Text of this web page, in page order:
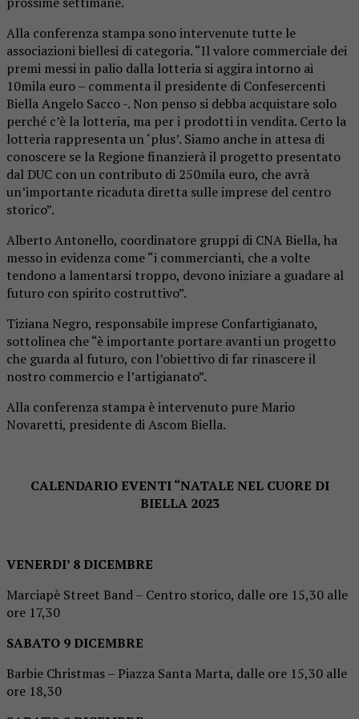
Alla conferenza stampa sono intervenute tutte le
associazioni biellesi di categoria. “Il valore commerciale dei
premi messi in palio dalla lotteria si aggira intorno ai
10mila euro – commenta il presidente di Confesercenti
Biella Angelo Sacco -. Non penso si debba acquistare solo
perché c’è la lotteria, ma per i prodotti in vendita. Certo la
lotteria rappresenta un ‘plus’. Siamo anche in attesa di
conoscere se la Regione finanzierà il progetto presentato
dal DUC con un contributo di 250mila euro, che avrà
un’importante ricaduta diretta sulle imprese del centro
storico”.
Alberto Antonello, coordinatore gruppi di CNA Biella, ha
messo in evidenza come “i commercianti, che a volte
tendono a lamentarsi troppo, devono iniziare a guadare al
futuro con spirito costruttivo”.
Tiziana Negro, responsabile imprese Confartigianato,
sottolinea che “è importante portare avanti un progetto
che guarda al futuro, con l’obiettivo di far rinascere il
nostro commercio e l’artigianato”.
Alla conferenza stampa è intervenuto pure Mario
Novaretti, presidente di Ascom Biella.
CALENDARIO EVENTI “NATALE NEL CUORE DI
BIELLA 2023
VENERDI’ 8 DICEMBRE
Marciapè Street Band – Centro storico, dalle ore 15,30 alle
ore 17,30
SABATO 9 DICEMBRE
Barbie Christmas – Piazza Santa Marta, dalle ore 15,30 alle
ore 18,30